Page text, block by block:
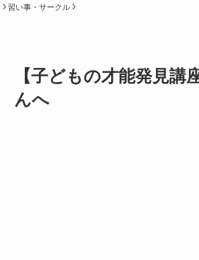
習い事・サークル
【子どもの才能発見
んへ